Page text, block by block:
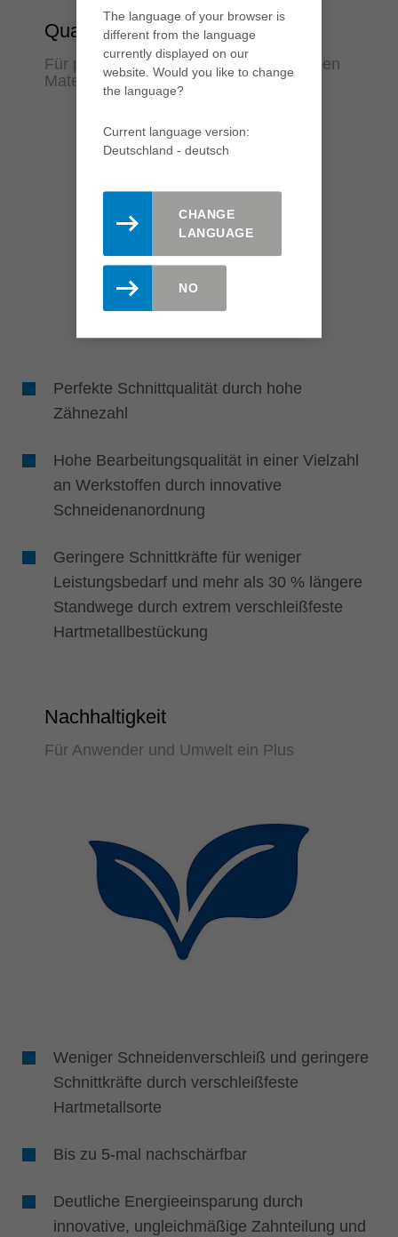
Qualität
Für perfekte Ergebnisse in verschiedenen
Materialien
Perfekte Schnittqualität durch hohe
Zähnezahl
Hohe Bearbeitungsqualität in einer Vielzahl
an Werkstoffen durch innovative
Schneidenanordnung
Geringere Schnittkräfte für weniger
Leistungsbedarf und mehr als 30 % längere
Standwege durch extrem verschleißfeste
Hartmetallbestückung
Nachhaltigkeit
Für Anwender und Umwelt ein Plus
Weniger Schneidenverschleiß und geringere
Schnittkräfte durch verschleißfeste
Hartmetallsorte
Bis zu 5-mal nachschärfbar
Deutliche Energieeinsparung durch
innovative, ungleichmäßige Zahnteilung und
The language of your browser is
different from the language
currently displayed on our
website. Would you like to change
the language?
Current language version:
Deutschland - deutsch
CHANGE
LANGUAGE
NO